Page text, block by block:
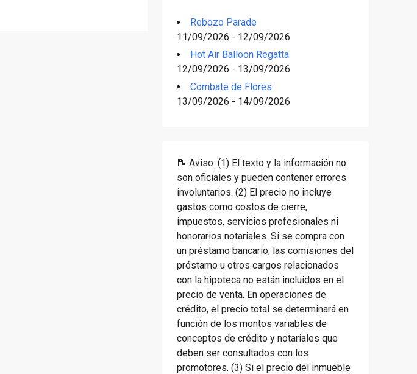
Rebozo Parade
11/09/2026 - 12/09/2026
Hot Air Balloon Regatta
12/09/2026 - 13/09/2026
Combate de Flores
13/09/2026 - 14/09/2026
📝 Aviso: (1) El texto y la información no
son oficiales y pueden contener errores
involuntarios. (2) El precio no incluye
gastos como costos de cierre,
impuestos, servicios profesionales ni
honorarios notariales. Si se compra con
un préstamo bancario, las comisiones del
préstamo u otros cargos relacionados
con la hipoteca no están incluidos en el
precio de venta. En operaciones de
crédito, el precio total se determinará en
función de los montos variables de
conceptos de crédito y notariales que
deben ser consultados con los
promotores. (3) Si el precio del inmueble